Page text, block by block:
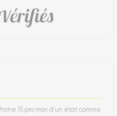
15 pro max d’un état comme